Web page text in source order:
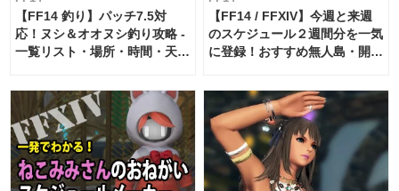
【FF14 釣り】パッチ7.5対
応！ヌシ＆オオヌシ釣り攻略 -
一覧リスト・場所・時間・天
【FF14 / FFXIV】今週と来週
のスケジュール２週間分を一気
に登録！おすすめ無人島・開拓